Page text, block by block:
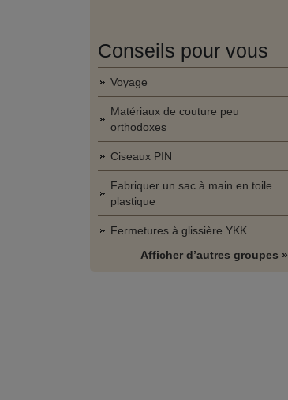
Conseils pour vous
Voyage
Matériaux de couture peu
orthodoxes
Ciseaux PIN
Fabriquer un sac à main en toile
plastique
Fermetures à glissière YKK
Afficher d’autres groupes »